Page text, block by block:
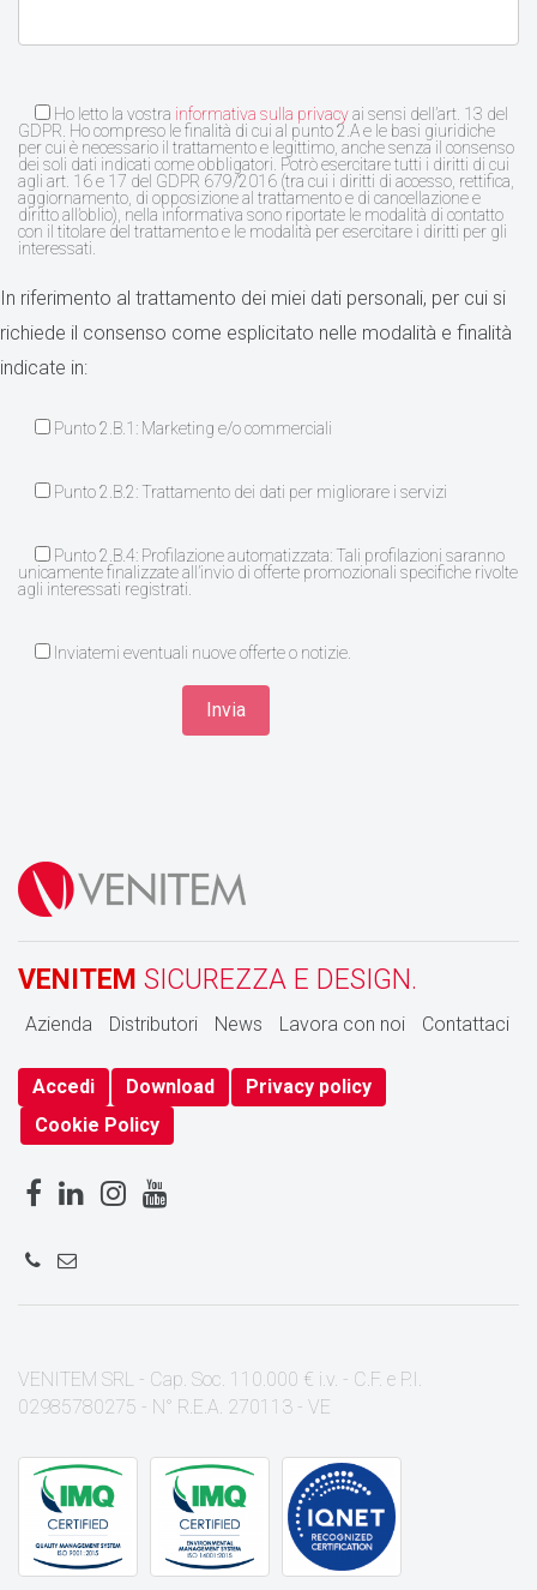
Ho letto la vostra informativa sulla privacyai sensi dell’art. 13 del
GDPR. Ho compreso le finalità di cui al punto 2.A e le basi giuridiche
per cui è necessario il trattamento e legittimo, anche senza il consenso
dei soli dati indicati come obbligatori. Potrò esercitare tutti i diritti di cui
agli art. 16 e 17 del GDPR 679/2016 (tra cui i diritti di accesso, rettifica,
aggiornamento, di opposizione al trattamento e di cancellazione e
diritto all’oblio), nella informativa sono riportate le modalità di contatto
con il titolare del trattamento e le modalità per esercitare i diritti per gli
interessati.
In riferimento al trattamento dei miei dati personali, per cui si
richiede il consenso come esplicitato nelle modalità e finalità
indicate in:
Punto 2.B.1: Marketing e/o commerciali
Punto 2.B.2: Trattamento dei dati per migliorare i servizi
Punto 2.B.4: Profilazione automatizzata: Tali profilazioni saranno
unicamente finalizzate all’invio di offerte promozionali specifiche rivolte
agli interessati registrati.
Inviatemi eventuali nuove offerte o notizie.
VENITEM SICUREZZA E DESIGN.
Azienda Distributori News Lavora con noi Contattaci
Accedi Download
Privacy policy
Cookie Policy
VENITEM SRL - Cap. Soc. 110.000 € i.v. - C.F. e P.I.
02985780275 - N° R.E.A. 270113 - VE